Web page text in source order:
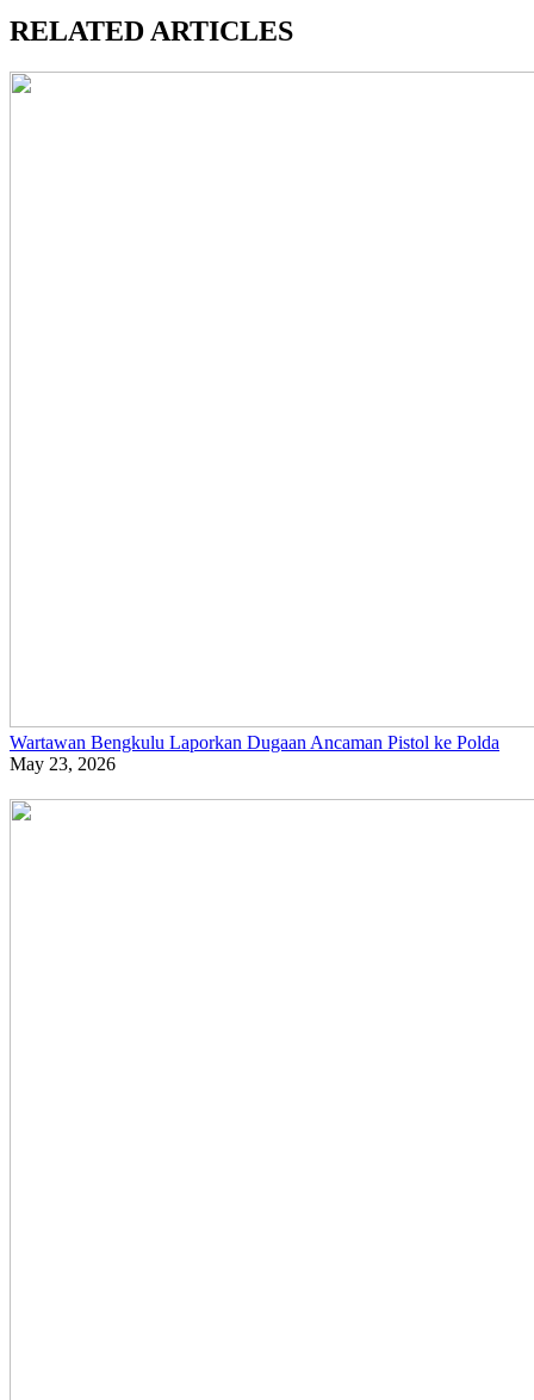
RELATED ARTICLES
Wartawan Bengkulu Laporkan Dugaan Ancaman Pistol ke Polda
May 23, 2026